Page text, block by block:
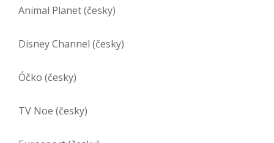
Animal Planet (česky)
Disney Channel (česky)
Óčko (česky)
TV Noe (česky)